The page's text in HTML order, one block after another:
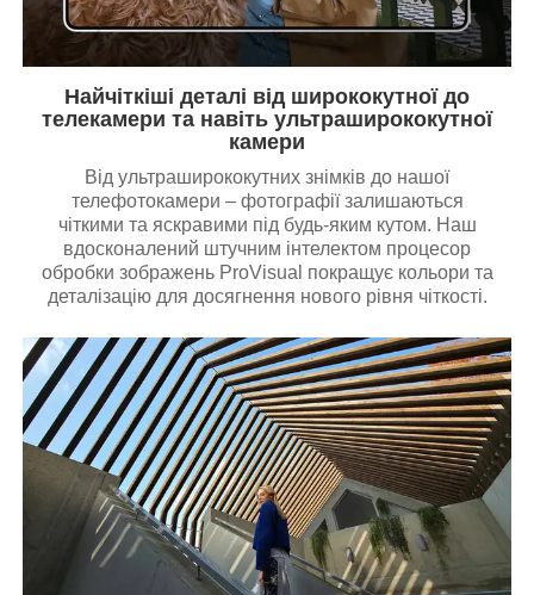
Найчіткіші деталі від ширококутної до
телекамери та навіть ультраширококутної
камери
Від ультраширококутних знімків до нашої
телефотокамери – фотографії залишаються
чіткими та яскравими під будь-яким кутом. Наш
вдосконалений штучним інтелектом процесор
обробки зображень ProVisual покращує кольори та
деталізацію для досягнення нового рівня чіткості.